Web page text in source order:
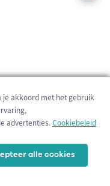
je akkoord met het gebruik
advertenties.Cookiebeleid
alle cookies